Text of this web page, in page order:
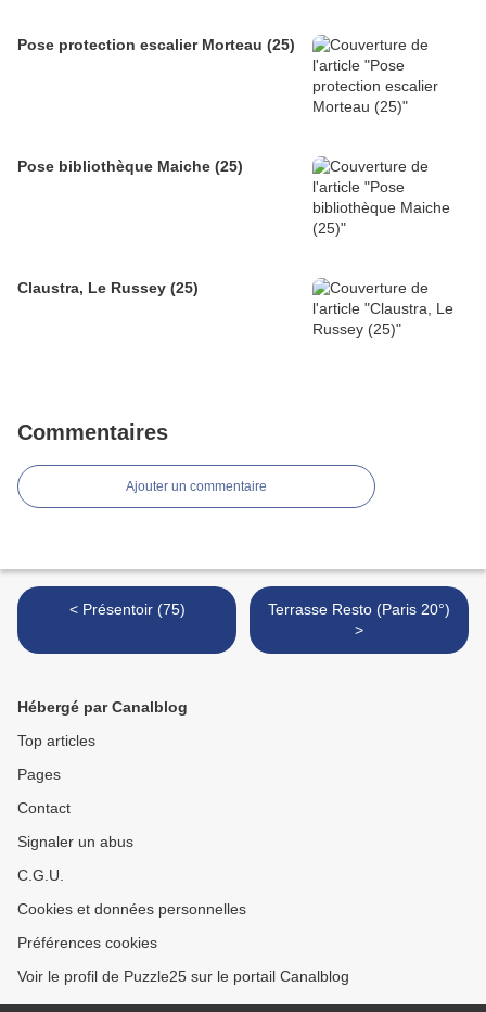
Pose protection escalier Morteau (25)
Pose bibliothèque Maiche (25)
Claustra, Le Russey (25)
Commentaires
Ajouter un commentaire
< Présentoir (75)
Terrasse Resto (Paris 20°)
>
Hébergé par Canalblog
Top articles
Pages
Contact
Signaler un abus
C.G.U.
Cookies et données personnelles
Préférences cookies
Voir le profil de Puzzle25 sur le portail Canalblog